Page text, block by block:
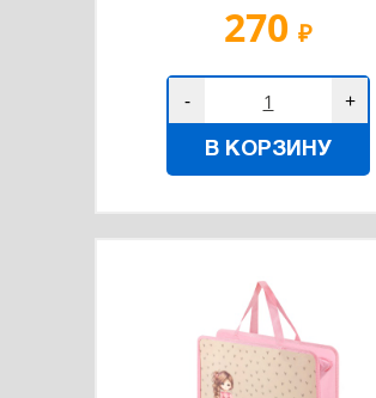
270 ₽
- +
В КОРЗИНУ